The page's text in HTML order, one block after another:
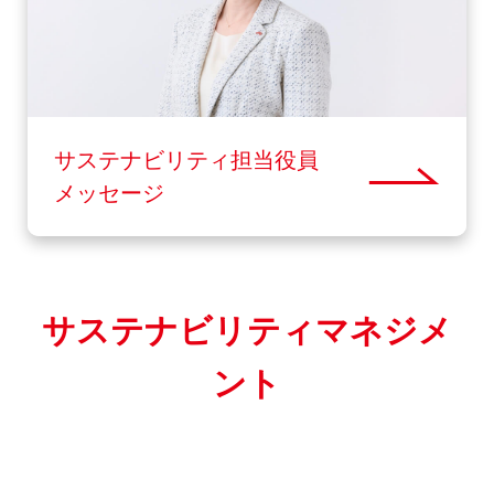
サステナビリティ担当役員
メッセージ
サステナビリティマネジメ
ント